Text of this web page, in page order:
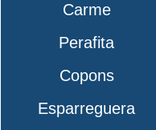
Carme
Perafita
Copons
Esparreguera